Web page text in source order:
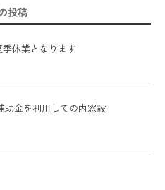
投稿
季休業となります
金を利用しての内窓設